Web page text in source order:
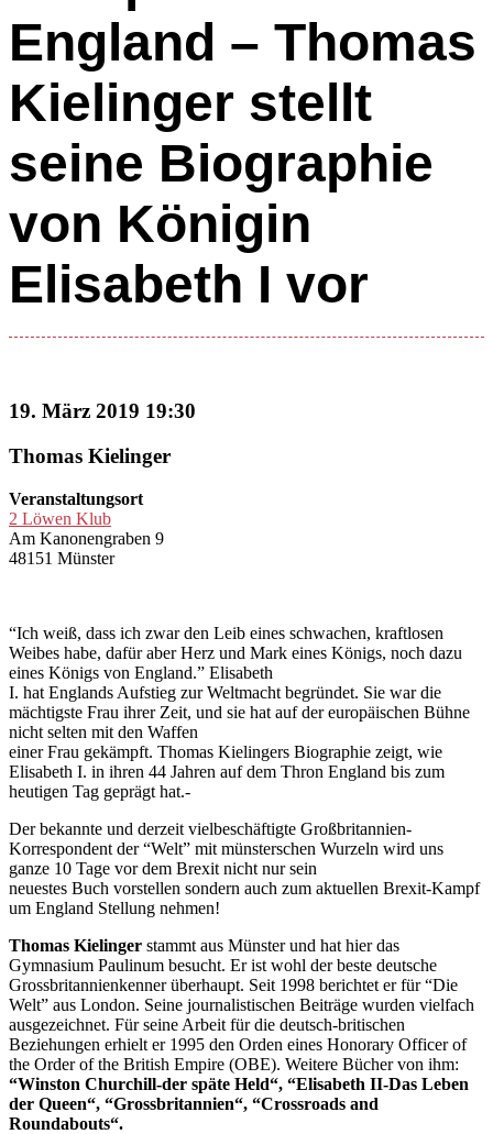
England – Thomas
Kielinger stellt
seine Biographie
von Königin
Elisabeth I vor
19. März 2019 19:30
Thomas Kielinger
Veranstaltungsort
2 Löwen Klub
Am Kanonengraben 9
48151 Münster
“Ich weiß, dass ich zwar den Leib eines schwachen, kraftlosen
Weibes habe, dafür aber Herz und Mark eines Königs, noch dazu
eines Königs von England.” Elisabeth
I. hat Englands Aufstieg zur Weltmacht begründet. Sie war die
mächtigste Frau ihrer Zeit, und sie hat auf der europäischen Bühne
nicht selten mit den Waffen
einer Frau gekämpft. Thomas Kielingers Biographie zeigt, wie
Elisabeth I. in ihren 44 Jahren auf dem Thron England bis zum
heutigen Tag geprägt hat.-
Der bekannte und derzeit vielbeschäftigte Großbritannien-
Korrespondent der “Welt” mit münsterschen Wurzeln wird uns
ganze 10 Tage vor dem Brexit nicht nur sein
neuestes Buch vorstellen sondern auch zum aktuellen Brexit-Kampf
um England Stellung nehmen!
Thomas Kielinger stammt aus Münster und hat hier das
Gymnasium Paulinum besucht. Er ist wohl der beste deutsche
Grossbritannienkenner überhaupt. Seit 1998 berichtet er für “Die
Welt” aus London. Seine journalistischen Beiträge wurden vielfach
ausgezeichnet. Für seine Arbeit für die deutsch-britischen
Beziehungen erhielt er 1995 den Orden eines Honorary Officer of
the Order of the British Empire (OBE). Weitere Bücher von ihm:
“Winston Churchill-der späte Held“, “Elisabeth II-Das Leben
der Queen“, “Grossbritannien“, “Crossroads and
Roundabouts“.